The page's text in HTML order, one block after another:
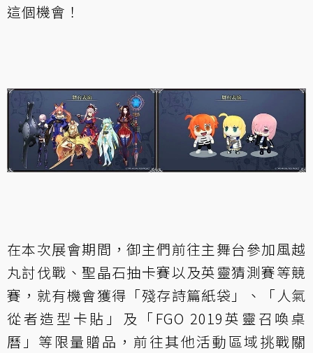
這個機會！
在本次展會期間，御主們前往主舞台參加風越
丸討伐戰、聖晶石抽卡賽以及英靈猜測賽等競
賽，就有機會獲得「殘存詩篇紙袋」、「人氣
從者造型卡貼」及「FGO 2019英靈召喚桌
曆」等限量贈品，前往其他活動區域挑戰關